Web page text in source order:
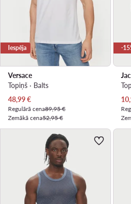
Iespēja
Versace
Topiņš · Balts
Pašreizējā cena
48,99€
Regulārā cena89,95 €
Zemākā cena52,95 €
-